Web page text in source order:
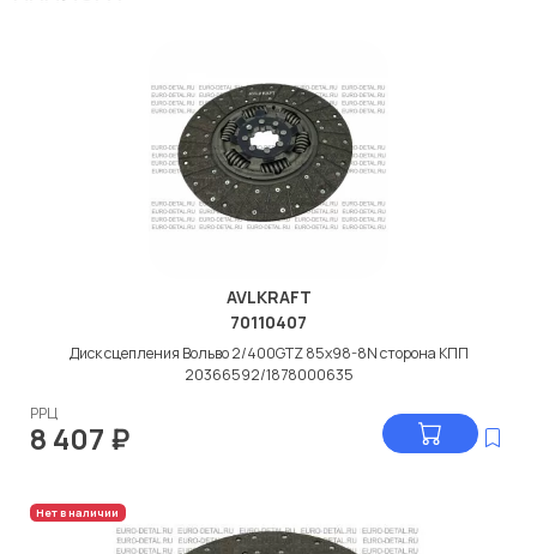
AVLKRAFT
70110407
Диск сцепления Вольво 2/400GTZ 85x98-8N сторона КПП
20366592/1878000635
РРЦ
8 407 ₽
Нет в наличии